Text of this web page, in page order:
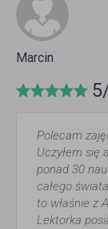
Marcin
Polecam
Uczyłem się
ponad 30
całego
to właśnie z
Lektorka